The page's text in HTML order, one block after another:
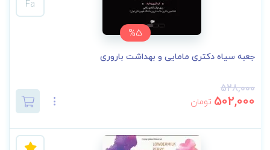
%5
Fa
جعبه سیاه دکتری مامایی و بهداشت باروری
528,000
502,000 تومان